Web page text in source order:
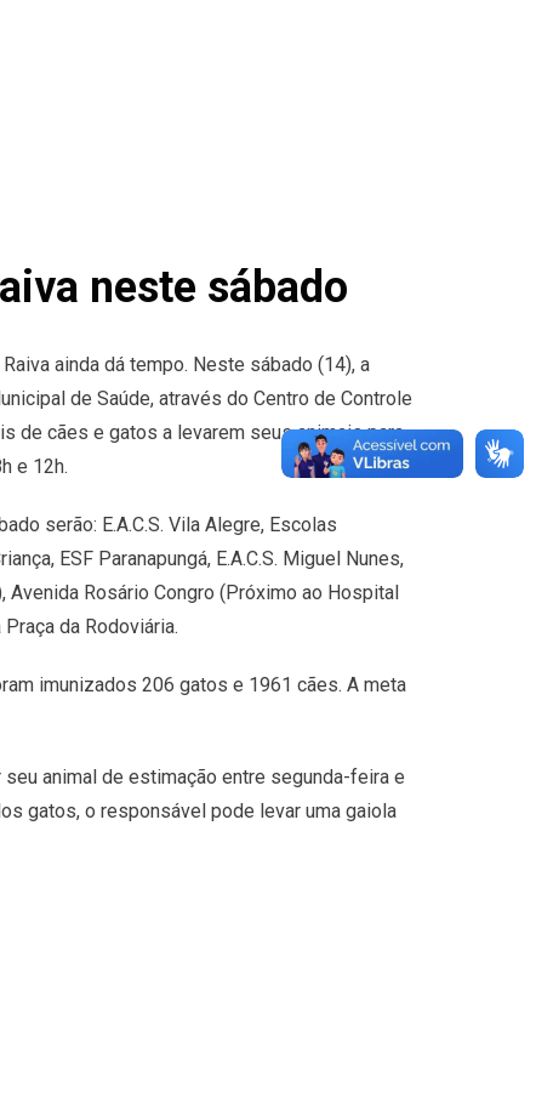
neste sábado
ainda dá tempo. Neste sábado (14), a
de Saúde, através do Centro de Controle
de cães e gatos a levarem seus animais para
e 12h.
serão: E.A.C.S. Vila Alegre, Escolas
ESF Paranapungá, E.A.C.S. Miguel Nunes,
Avenida Rosário Congro (Próximo ao Hospital
da Rodoviária.
imunizados 206 gatos e 1961 cães. A meta
animal de estimação entre segunda-feira e
gatos, o responsável pode levar uma gaiola